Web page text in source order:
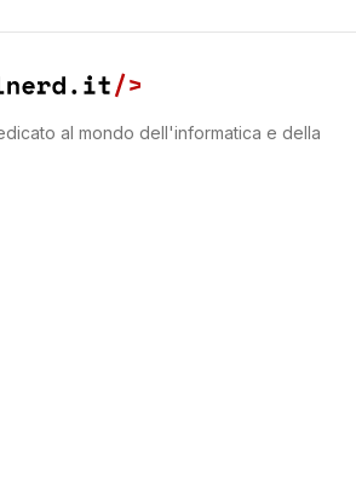
al mondo dell'informatica e della